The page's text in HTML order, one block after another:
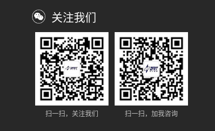
关注我们
扫一扫，关注我们 扫一扫，加我咨询